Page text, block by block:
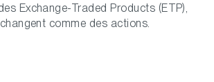
Exchange-Traded Products (ETP),
comme des actions.